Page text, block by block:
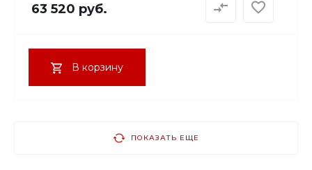
63 520 руб.
В корзину
ПОКАЗАТЬ ЕЩЕ